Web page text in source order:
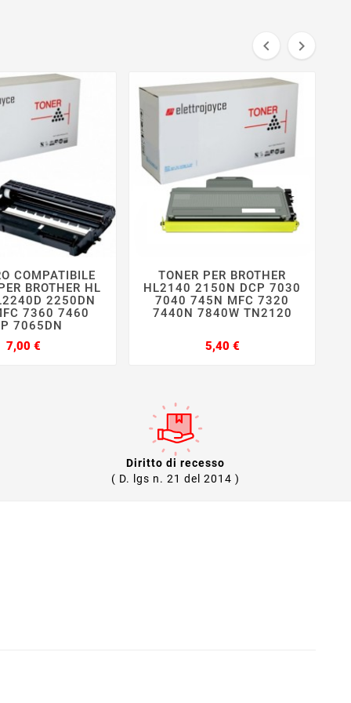
 
 
COMPATIBILE
BROTHER HL
2250DN
7360 7460
7065DN
7,00 €Prezzo
   
TONER PER BROTHER
HL2140 2150N DCP 7030
7040 745N MFC 7320
7440N 7840W TN2120
5,40 €Prezzo
Diritto di recesso
( D. lgs n. 21 del 2014 )